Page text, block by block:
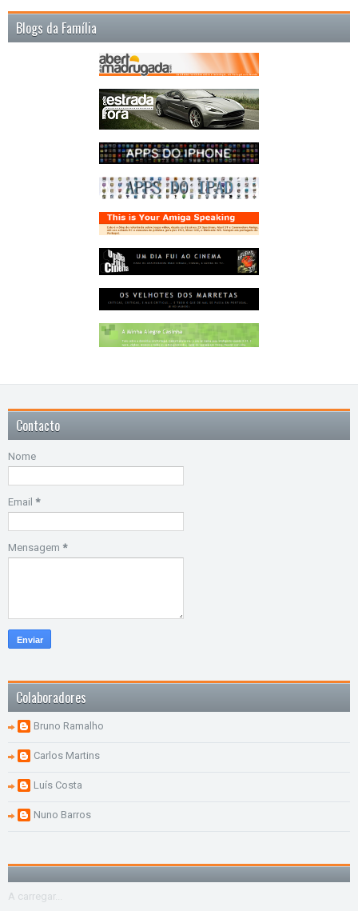
Blogs da Família
Contacto
Nome
Email *
Mensagem *
Colaboradores
Bruno Ramalho
Carlos Martins
Luís Costa
Nuno Barros
A carregar...